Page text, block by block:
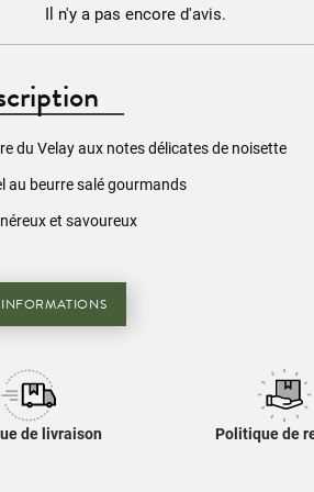
Il n'y a pas encore d'avis.
du Velay aux notes délicates de noisette
au beurre salé gourmands
et savoureux
de livraison Politique de